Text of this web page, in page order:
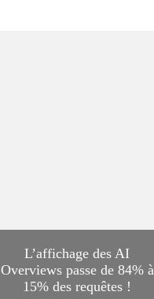
L’affichage des AI
Overviews passe de 84% à
15% des requêtes !